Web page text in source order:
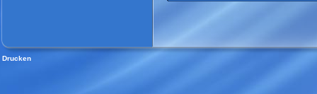
Drucken